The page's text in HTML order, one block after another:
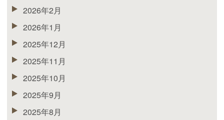
2026年2月
2026年1月
2025年12月
2025年11月
2025年10月
2025年9月
2025年8月